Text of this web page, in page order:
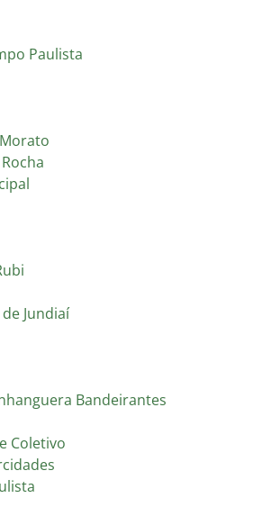
Paulista
Jundiaí
Bandeirantes
Coletivo